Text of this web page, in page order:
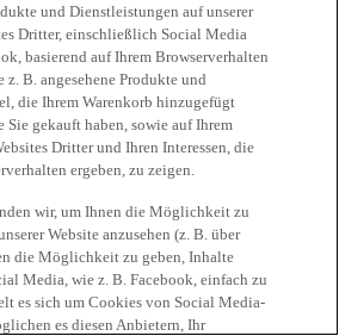
und Dienstleistungen auf unserer
Dritter, einschließlich Social Media
basierend auf Ihrem Browserverhalten
z. B. angesehene Produkte und
die Ihrem Warenkorb hinzugefügt
gekauft haben, sowie auf Ihrem
Dritter und Ihren Interessen, die
ergeben, zu zeigen.
wir, um Ihnen die Möglichkeit zu
Website anzusehen (z. B. über
die Möglichkeit zu geben, Inhalte
Media, wie z. B. Facebook, einfach zu
es sich um Cookies von Social Media-
es diesen Anbietern, Ihr